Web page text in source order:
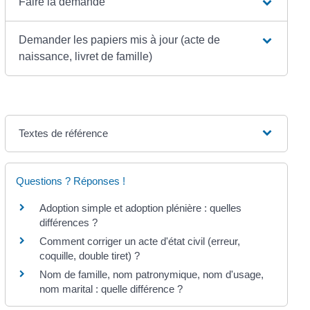
Demander les papiers mis à jour (acte de
naissance, livret de famille)
Textes de référence
Questions ? Réponses !
Adoption simple et adoption plénière : quelles
différences ?
Comment corriger un acte d'état civil (erreur,
coquille, double tiret) ?
Nom de famille, nom patronymique, nom d'usage,
nom marital : quelle différence ?